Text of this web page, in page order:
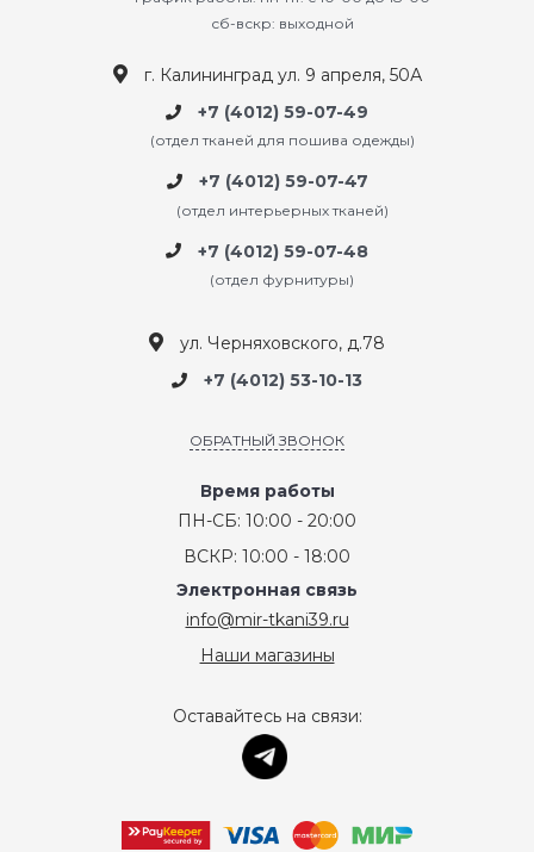
сб-вскр: выходной
г. Калининград ул. 9 апреля, 50А
+7 (4012) 59-07-49
(отдел тканей для пошива одежды)
+7 (4012) 59-07-47
(отдел интерьерных тканей)
+7 (4012) 59-07-48
(отдел фурнитуры)
ул. Черняховского, д.78
+7 (4012) 53-10-13
ОБРАТНЫЙ ЗВОНОК
Время работы
ПН-СБ: 10:00 - 20:00
ВСКР: 10:00 - 18:00
Электронная связь
info@mir-tkani39.ru
Наши магазины
Оставайтесь на связи: